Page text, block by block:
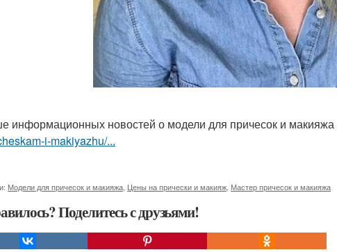
информационных новостей о модели для причесок и макияжа
i-makiyazhu/...
Модели для причесок и макияжа Цены на прически и макияж Мастер причесок и макияжа
Поделитесь с друзьями!